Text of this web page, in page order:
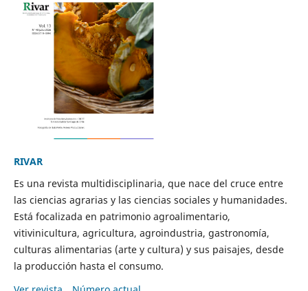
RIVAR
Es una revista multidisciplinaria, que nace del cruce entre
las ciencias agrarias y las ciencias sociales y humanidades.
Está focalizada en patrimonio agroalimentario,
vitivinicultura, agricultura, agroindustria, gastronomía,
culturas alimentarias (arte y cultura) y sus paisajes, desde
la producción hasta el consumo.